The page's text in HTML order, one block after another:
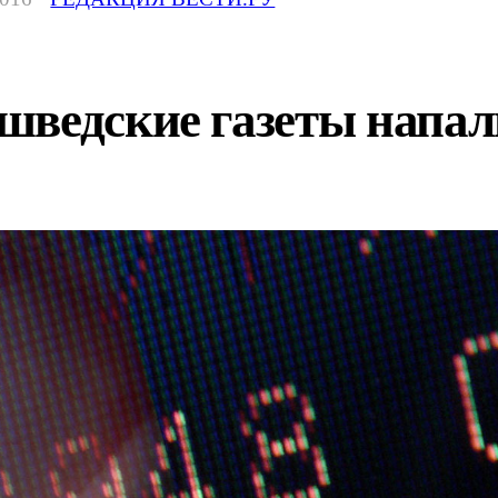
газеты